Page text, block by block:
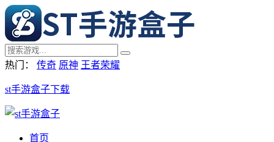
热门： 传奇 原神 王者荣耀
st手游盒子下载
首页